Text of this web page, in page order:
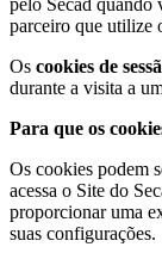
parceiro que utilize
Os cookies de
durante a visita a
Para que os
Os cookies podem
acessa o Site do
proporcionar uma
suas configurações.